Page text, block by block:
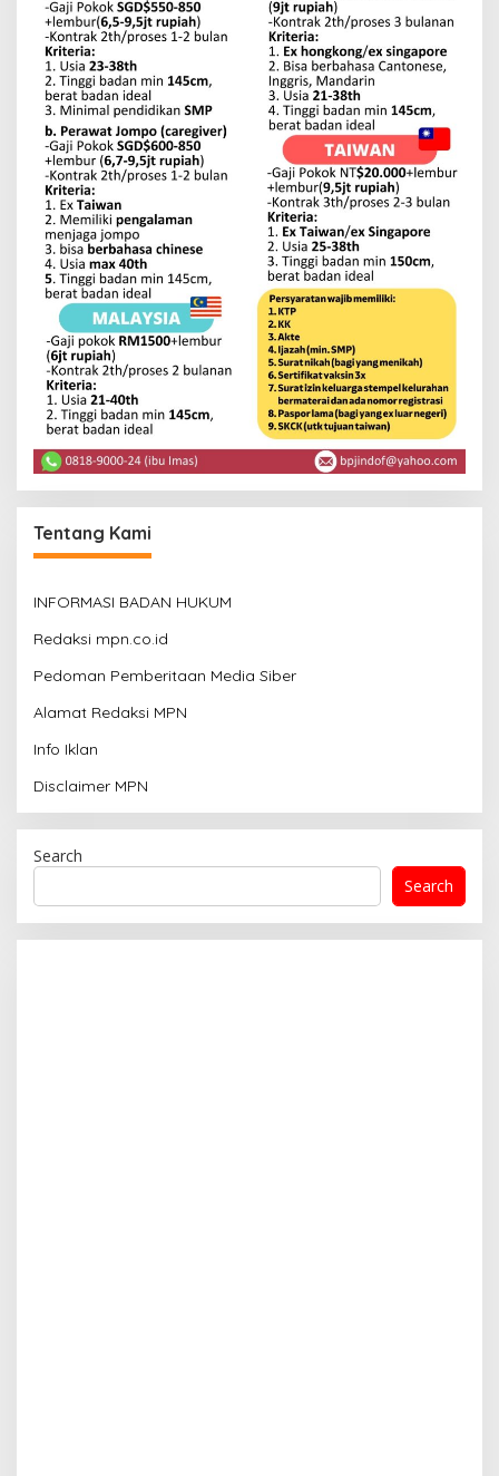
Tentang Kami
INFORMASI BADAN HUKUM
Redaksi mpn.co.id
Pedoman Pemberitaan Media Siber
Alamat Redaksi MPN
Info Iklan
Disclaimer MPN
Search
Search